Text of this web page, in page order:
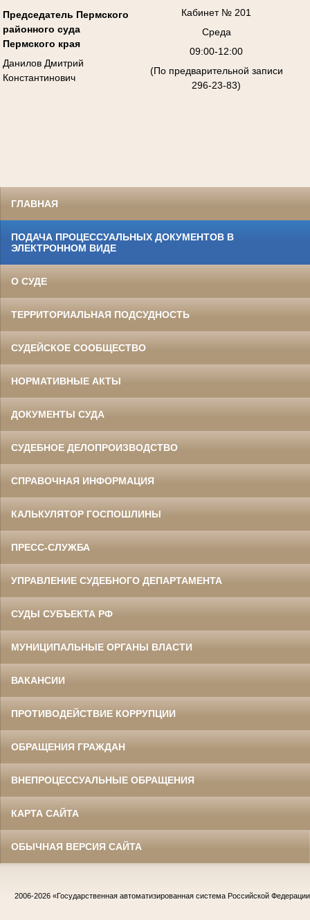
Председатель Пермского
районного суда
Пермского края
Данилов Дмитрий
Константинович
Кабинет № 201
Среда
09:00-12:00
(По предварительной записи
296-23-83)
ГЛАВНАЯ
ПОДАЧА ПРОЦЕССУАЛЬНЫХ ДОКУМЕНТОВ В
ЭЛЕКТРОННОМ ВИДЕ
О СУДЕ
ТЕРРИТОРИАЛЬНАЯ ПОДСУДНОСТЬ
СУДЕЙСКОЕ СООБЩЕСТВО
НОРМАТИВНЫЕ АКТЫ
ДОКУМЕНТЫ СУДА
СУДЕБНОЕ ДЕЛОПРОИЗВОДСТВО
СПРАВОЧНАЯ ИНФОРМАЦИЯ
КАЛЬКУЛЯТОР ГОСПОШЛИНЫ
ПРЕСС-СЛУЖБА
УПРАВЛЕНИЕ СУДЕБНОГО ДЕПАРТАМЕНТА
СУДЫ СУБЪЕКТА РФ
МУНИЦИПАЛЬНЫЕ ОРГАНЫ ВЛАСТИ
ВАКАНСИИ
ПРОТИВОДЕЙСТВИЕ КОРРУПЦИИ
ОБРАЩЕНИЯ ГРАЖДАН
ВНЕПРОЦЕССУАЛЬНЫЕ ОБРАЩЕНИЯ
КАРТА САЙТА
ОБЫЧНАЯ ВЕРСИЯ САЙТА
2006-2026 «Государственная автоматизированная система Российской